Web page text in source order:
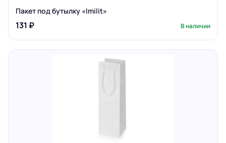
Пакет под бутылку «Imilit»
131 ₽ В наличии